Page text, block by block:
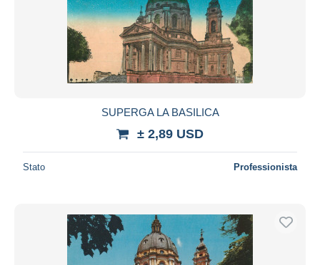
SUPERGA LA BASILICA
± 2,89 USD
Stato Professionista